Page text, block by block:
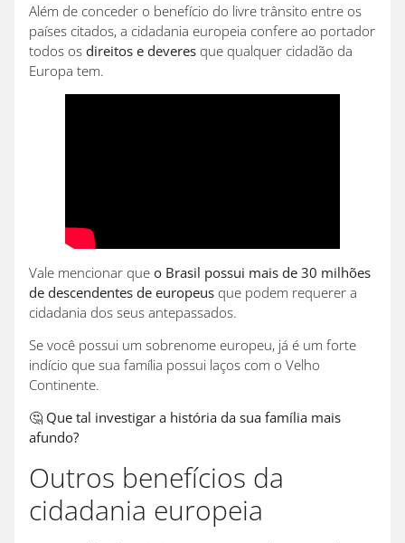
Além de conceder o benefício do livre trânsito entre os
países citados, a cidadania europeia confere ao portador
todos os direitos e deveres que qualquer cidadão da
Europa tem.
Vale mencionar que o Brasil possui mais de 30 milhões
de descendentes de europeus que podem requerer a
cidadania dos seus antepassados.
Se você possui um sobrenome europeu, já é um forte
indício que sua família possui laços com o Velho
Continente.
🤔 Que tal investigar a história da sua família mais
afundo?
Outros benefícios da
cidadania europeia